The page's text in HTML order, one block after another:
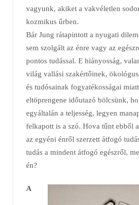
vagyunk, akiket a vakvéletlen
kozmikus űrben.
Bár Jung rátapintott a nyugati
sem szolgált az énre vagy az
pontos tudással. E hiányosság,
világ vallási szakértőinek,
és tudósainak fogyatékosságai
eltöprengene időutazó bölcsünk,
egyáltalán a teljesség, legyen
felkapott is a szó. Hova tűnt ebből
az egyéni énről szerzett átfogó
tudás a mindent átfogó egészről,
én?
A